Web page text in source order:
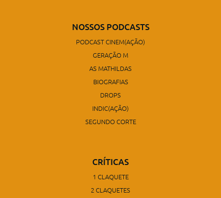
NOSSOS PODCASTS
PODCAST CINEM(AÇÃO)
GERAÇÃO M
AS MATHILDAS
BIOGRAFIAS
DROPS
INDIC(AÇÃO)
SEGUNDO CORTE
CRÍTICAS
1 CLAQUETE
2 CLAQUETES